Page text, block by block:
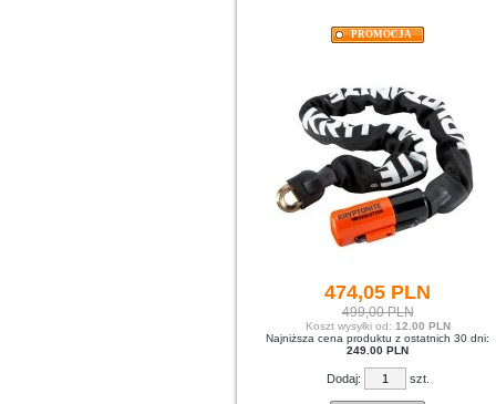
PROMOCJA
474,05 PLN
499,00 PLN
Koszt wysyłki od: 12.00 PLN
Najniższa cena produktu z ostatnich 30 dni:
249.00 PLN
Dodaj: szt.